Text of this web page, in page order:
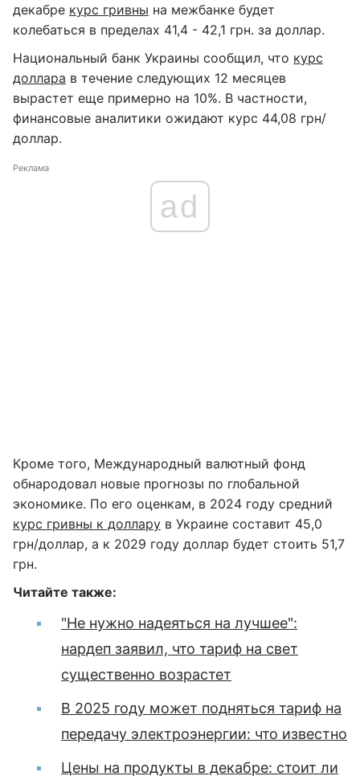
декабре курс гривны на межбанке будет
колебаться в пределах 41,4 - 42,1 грн. за доллар.
Национальный банк Украины сообщил, что курс
доллара в течение следующих 12 месяцев
вырастет еще примерно на 10%. В частности,
финансовые аналитики ожидают курс 44,08 грн/
доллар.
Реклама
ad
Кроме того, Международный валютный фонд
обнародовал новые прогнозы по глобальной
экономике. По его оценкам, в 2024 году средний
курс гривны к доллару в Украине составит 45,0
грн/доллар, а к 2029 году доллар будет стоить 51,7
грн.
Читайте также:
"Не нужно надеяться на лучшее":
нардеп заявил, что тариф на свет
существенно возрастет
В 2025 году может подняться тариф на
передачу электроэнергии: что известно
Цены на продукты в декабре: стоит ли